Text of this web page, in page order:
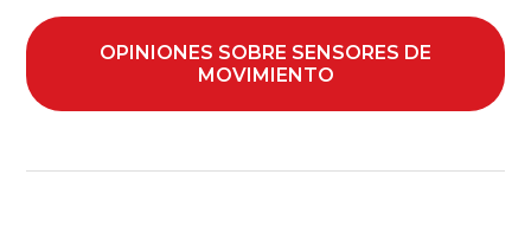
OPINIONES SOBRE SENSORES DE
MOVIMIENTO